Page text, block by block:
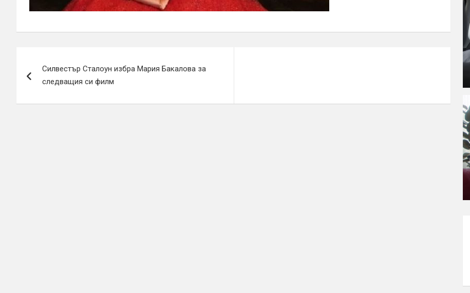
Силвестър Сталоун избра Мария Бакалова за
следващия си филм